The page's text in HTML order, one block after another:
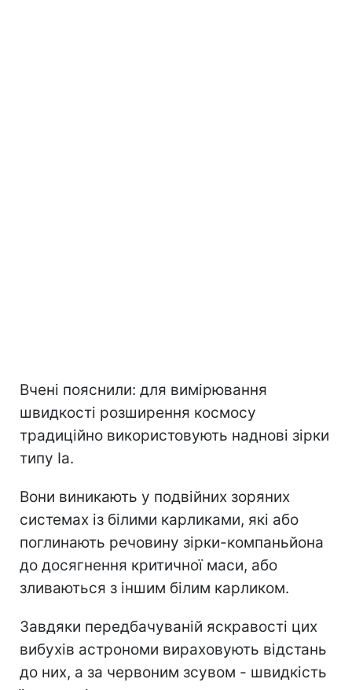
Вчені пояснили: для вимірювання
швидкості розширення космосу
традиційно використовують наднові зірки
типу Ia.
Вони виникають у подвійних зоряних
системах із білими карликами, які або
поглинають речовину зірки-компаньйона
до досягнення критичної маси, або
зливаються з іншим білим карликом.
Завдяки передбачуваній яскравості цих
вибухів астрономи вираховують відстань
до них, а за червоним зсувом - швидкість